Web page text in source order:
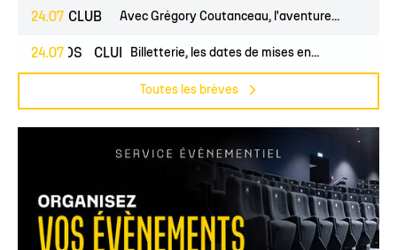
24.07 CLUB Avec Grégory Coutanceau, l'aventure...
24.07
PROS CLUB Billetterie, les dates de mises en...
Toutes les brèves